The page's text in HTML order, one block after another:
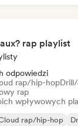
rap playlist
odpowiedzi
rap/hip-hop
rap
wpływowych
rap/hip-hop